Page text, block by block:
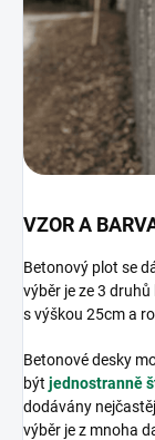
VZOR A
Betonový plot se
výběr je ze 3
s výškou 25cm a
Betonové desky
být jednostranně
dodávány
výběr je z mnoha